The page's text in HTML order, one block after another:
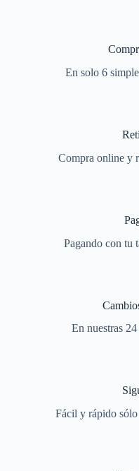
En solo 6
Compra online y
Pagando con tu
En nuestras
Fácil y rápido